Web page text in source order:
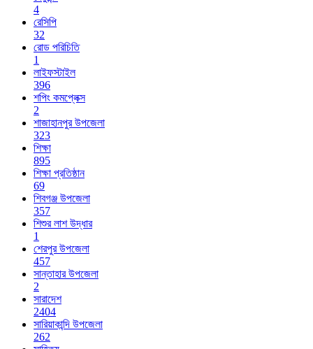
4
রেসিপি
32
রোড পরিচিতি
1
লাইফস্টাইল
396
শপিং কমপ্লেক্স
2
শাজাহানপুর উপজেলা
323
শিক্ষা
895
শিক্ষা প্রতিষ্ঠান
69
শিবগঞ্জ উপজেলা
357
শিশুর লাশ উদ্ধার
1
শেরপুর উপজেলা
457
সান্তাহার উপজেলা
2
সারাদেশ
2404
সারিয়াকান্দি উপজেলা
262